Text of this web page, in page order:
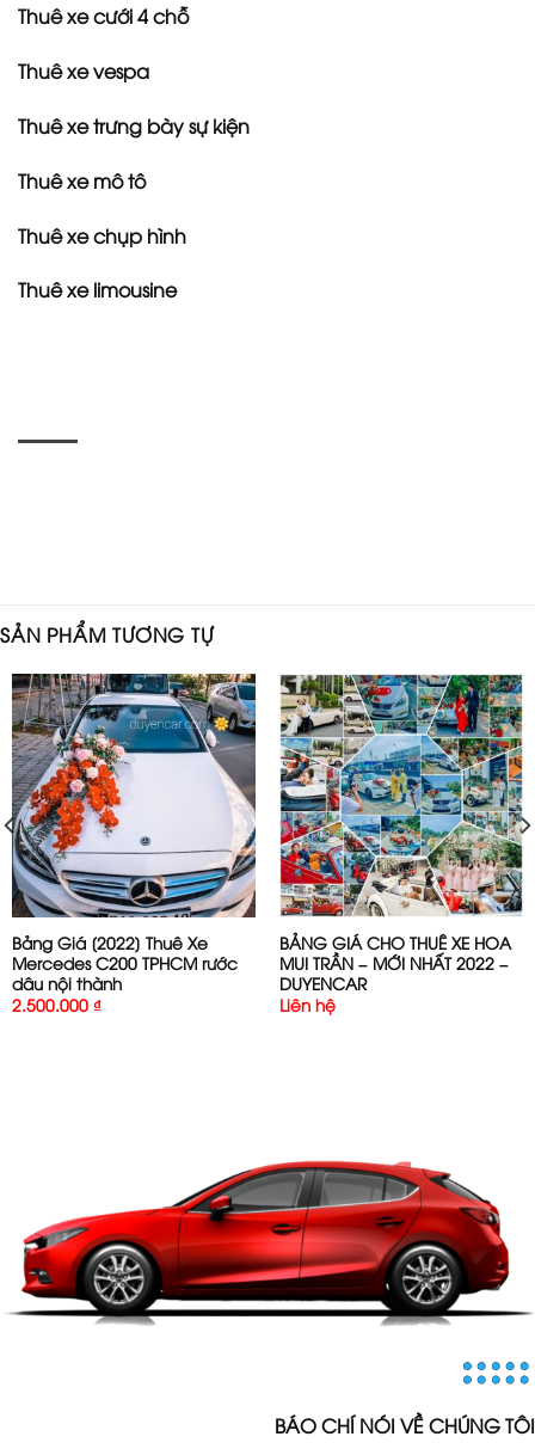
Thuê xe cưới 4 chỗ
Thuê xe vespa
Thuê xe trưng bày sự kiện
Thuê xe mô tô
Thuê xe chụp hình
Thuê xe limousine
SẢN PHẨM TƯƠNG TỰ
Bảng Giá [2022] Thuê Xe
Mercedes C200 TPHCM rước
dâu nội thành
2.500.000 ₫
BẢNG GIÁ CHO THUÊ XE HOA
MUI TRẦN – MỚI NHẤT 2022 –
DUYENCAR
Liên hệ
BÁO CHÍ NÓI VỀ CHÚNG TÔI